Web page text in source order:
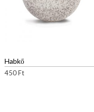
Habkő
450Ft